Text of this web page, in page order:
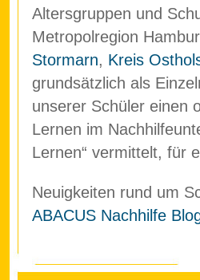
Altersgruppen und
Metropolregion
Stormarn, Kreis
grundsätzlich als
unserer Schüler einen
Lernen im
Lernen“ vermittelt, für
Neuigkeiten rund um
ABACUS Nachhilfe